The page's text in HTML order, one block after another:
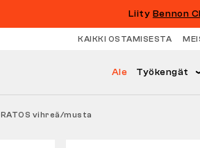
Liity Bennon
KAIKKI OSTAMISESTA
Ale Työkengät
vihreä/musta